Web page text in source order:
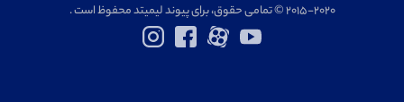
۲۰۱۵-۲۰۲۰ © تمامی حقوق، برای پیوند لیمیتد محفوظ است .